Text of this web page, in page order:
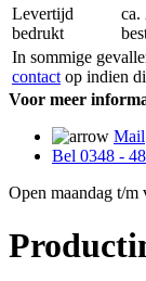
Levertijd
bedrukt
ca.
In sommige
contact op indien
Voor meer
Mail
Bel 0348 -
Open maandag t/